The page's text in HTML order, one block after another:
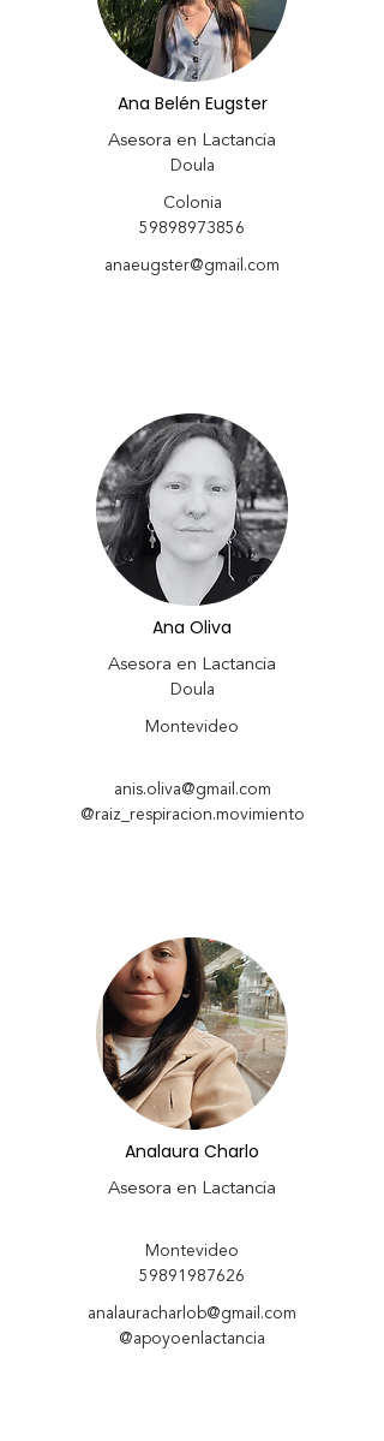
Ana Belén Eugster
Asesora en Lactancia
Doula
Colonia
59898973856
anaeugster@gmail.com
Ana Oliva
Asesora en Lactancia
Doula
Montevideo
anis.oliva@gmail.com
@raiz_respiracion.movimiento
Analaura Charlo
Asesora en Lactancia
Montevideo
59891987626
analauracharlob@gmail.com
@apoyoenlactancia